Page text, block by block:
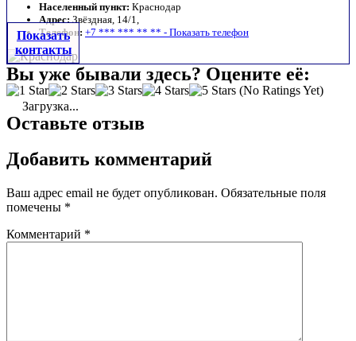
Населенный пункт: Краснодар
Адрес:Звёздная, 14/1,
Телефон: +7 *** *** ** ** - Показать телефон
Показать
контакты
Вы уже бывали здесь? Оцените её:
(No Ratings Yet)
Загрузка...
Оставьте отзыв
Добавить комментарий
Ваш адрес email не будет опубликован. Обязательные поля
помечены *
Комментарий *